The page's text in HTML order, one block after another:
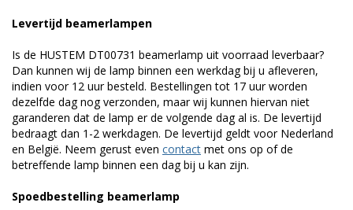
Levertijd beamerlampen
Is de HUSTEM DT00731 beamerlamp uit voorraad leverbaar?
Dan kunnen wij de lamp binnen een werkdag bij u afleveren,
indien voor 12 uur besteld. Bestellingen tot 17 uur worden
dezelfde dag nog verzonden, maar wij kunnen hiervan niet
garanderen dat de lamp er de volgende dag al is. De levertijd
bedraagt dan 1-2 werkdagen. De levertijd geldt voor Nederland
en België. Neem gerust even contact met ons op of de
betreffende lamp binnen een dag bij u kan zijn.
Spoedbestelling beamerlamp